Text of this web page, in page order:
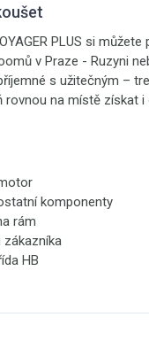
PLUS si můžete
v Praze - Ruzyni
s užitečným –
rovnou na místě získat i
komponenty
rám
zákazníka
HB